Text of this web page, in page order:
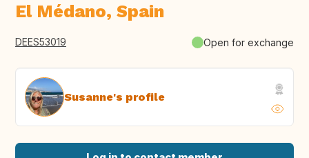
El Médano, Spain
DEES53019 Open for exchange
Susanne's profile